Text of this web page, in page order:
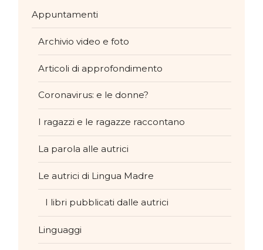
Appuntamenti
Archivio video e foto
Articoli di approfondimento
Coronavirus: e le donne?
I ragazzi e le ragazze raccontano
La parola alle autrici
Le autrici di Lingua Madre
I libri pubblicati dalle autrici
Linguaggi